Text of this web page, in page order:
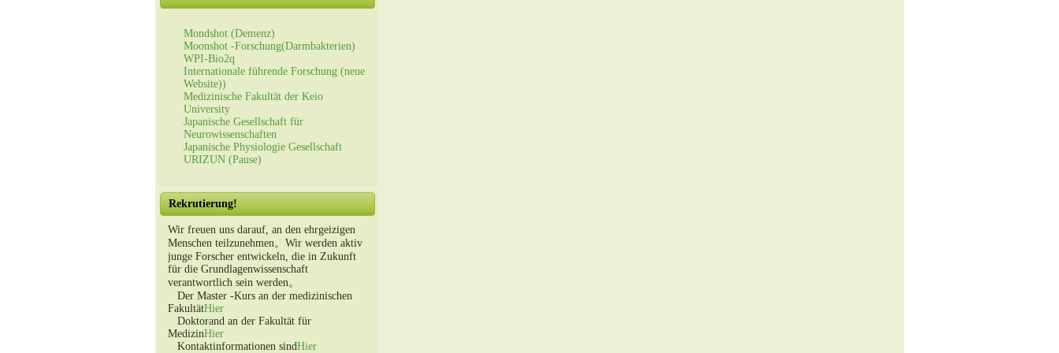
Mondshot (Demenz)
Moonshot -Forschung(Darmbakterien)
WPI-Bio2q
Internationale führende Forschung (neue
Website))
Medizinische Fakultät der Keio
University
Japanische Gesellschaft für
Neurowissenschaften
Japanische Physiologie Gesellschaft
URIZUN (Pause)
Rekrutierung!
Wir freuen uns darauf, an den ehrgeizigen
Menschen teilzunehmen。Wir werden aktiv
junge Forscher entwickeln, die in Zukunft
für die Grundlagenwissenschaft
verantwortlich sein werden。
Der Master -Kurs an der medizinischen
FakultätHier
Doktorand an der Fakultät für
MedizinHier
Kontaktinformationen sindHier